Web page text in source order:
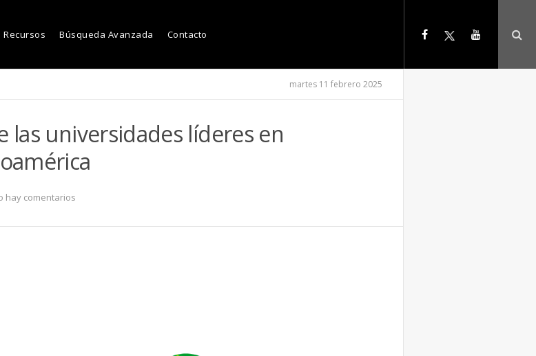
Recursos Búsqueda Avanzada Contacto
martes 11 febrero 2025
las universidades líderes en
hay comentarios